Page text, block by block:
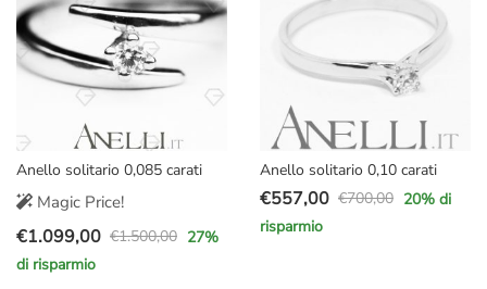
Anello solitario 0,085 carati
Magic Price!
€1.500,00
Il
prezzo
€1.099,00
Il
prezzo
27%
di risparmio
Anello solitario 0,10 carati
€700,00
Il
prezzo
€557,00
Il
prezzo
20% di
risparmio